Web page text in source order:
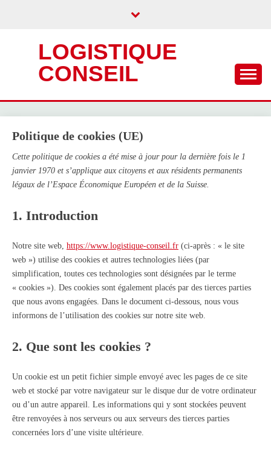
LOGISTIQUE
CONSEIL
Politique de cookies (UE)
Cette politique de cookies a été mise à jour pour la dernière fois le 1
janvier 1970 et s’applique aux citoyens et aux résidents permanents
légaux de l’Espace Économique Européen et de la Suisse.
1. Introduction
Notre site web, https://www.logistique-conseil.fr (ci-après : « le site
web ») utilise des cookies et autres technologies liées (par
simplification, toutes ces technologies sont désignées par le terme
« cookies »). Des cookies sont également placés par des tierces parties
que nous avons engagées. Dans le document ci-dessous, nous vous
informons de l’utilisation des cookies sur notre site web.
2. Que sont les cookies ?
Un cookie est un petit fichier simple envoyé avec les pages de ce site
web et stocké par votre navigateur sur le disque dur de votre ordinateur
ou d’un autre appareil. Les informations qui y sont stockées peuvent
être renvoyées à nos serveurs ou aux serveurs des tierces parties
concernées lors d’une visite ultérieure.